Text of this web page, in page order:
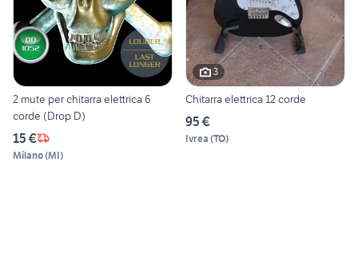
2 mute per chitarra elettrica 6
corde (Drop D)
15 €
Milano(MI)
3
Chitarra elettrica 12 corde
95 €
Ivrea (TO)